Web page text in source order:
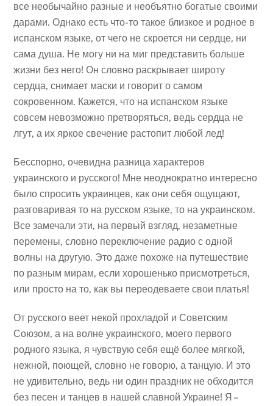
все необычайно разные и необъятно богатые своими
дарами. Однако есть что-то такое близкое и родное в
испанском языке, от чего не скроется ни сердце, ни
сама душа. Не могу ни на миг представить больше
жизни без него! Он словно раскрывает широту
сердца, снимает маски и говорит о самом
сокровенном. Кажется, что на испанском языке
совсем невозможно претворяться, ведь сердца не
лгут, а их яркое свечение растопит любой лед!
Бесспорно, очевидна разница характеров
украинского и русского! Мне неоднократно интересно
было спросить украинцев, как они себя ощущают,
разговаривая то на русском языке, то на украинском.
Все замечали эти, на первый взгляд, незаметные
перемены, словно переключение радио с одной
волны на другую. Это даже похоже на путешествие
по разным мирам, если хорошенько присмотреться,
или просто на то, как вы переодеваете свои платья!
От русского веет некой прохладой и Советским
Союзом, а на волне украинского, моего первого
родного языка, я чувствую себя ещё более мягкой,
нежной, поющей, словно не говорю, а танцую. И это
не удивительно, ведь ни один праздник не обходится
без песен и танцев в нашей славной Украине! Я –